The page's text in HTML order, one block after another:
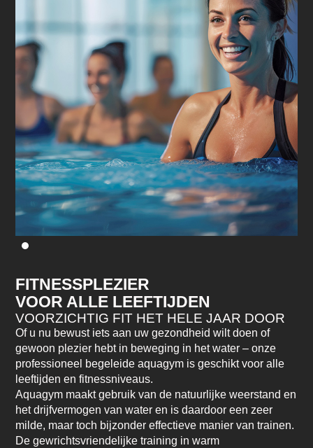
FITNESSPLEZIER
VOOR ALLE LEEFTIJDEN
VOORZICHTIG FIT HET HELE JAAR DOOR
Of u nu bewust iets aan uw gezondheid wilt doen of
gewoon plezier hebt in beweging in het water – onze
professioneel begeleide aquagym is geschikt voor alle
leeftijden en fitnessniveaus.
Aquagym maakt gebruik van de natuurlijke weerstand en
het drijfvermogen van water en is daardoor een zeer
milde, maar toch bijzonder effectieve manier van trainen.
De gewrichtsvriendelijke training in warm